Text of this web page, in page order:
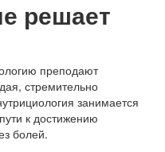
решает
преподают
стремительно
занимается
к достижению
болей.